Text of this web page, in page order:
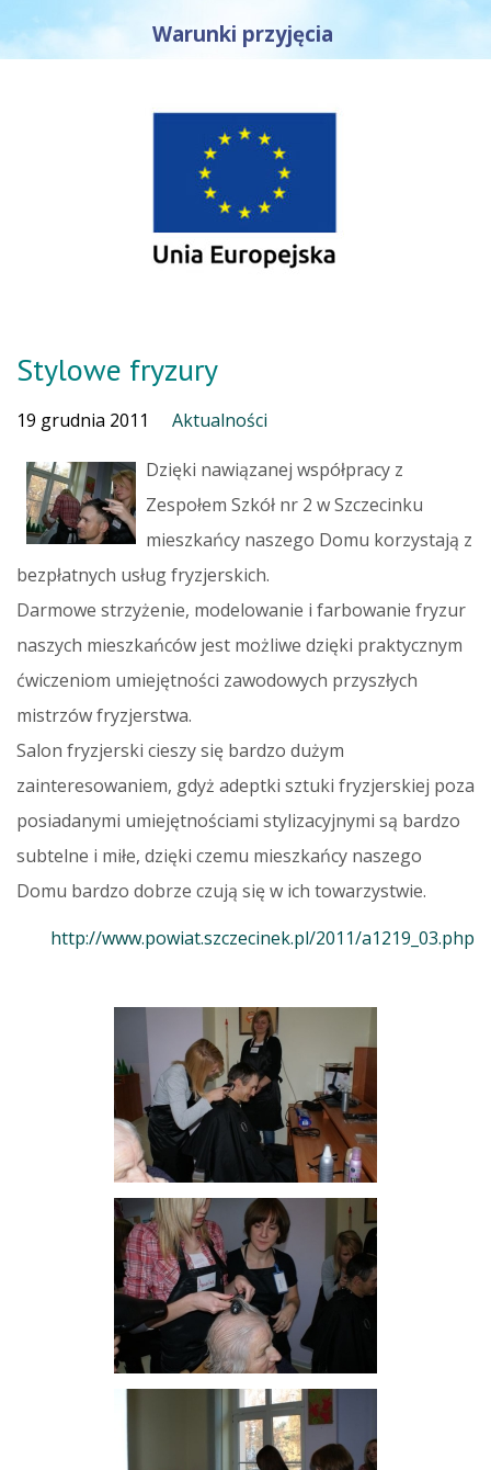
Warunki przyjęcia
Stylowe fryzury
19 grudnia 2011 Aktualności
Dzięki nawiązanej współpracy z
Zespołem Szkół nr 2 w Szczecinku
mieszkańcy naszego Domu korzystają z
bezpłatnych usług fryzjerskich.
Darmowe strzyżenie, modelowanie i farbowanie fryzur
naszych mieszkańców jest możliwe dzięki praktycznym
ćwiczeniom umiejętności zawodowych przyszłych
mistrzów fryzjerstwa.
Salon fryzjerski cieszy się bardzo dużym
zainteresowaniem, gdyż adeptki sztuki fryzjerskiej poza
posiadanymi umiejętnościami stylizacyjnymi są bardzo
subtelne i miłe, dzięki czemu mieszkańcy naszego
Domu bardzo dobrze czują się w ich towarzystwie.
http://www.powiat.szczecinek.pl/2011/a1219_03.php